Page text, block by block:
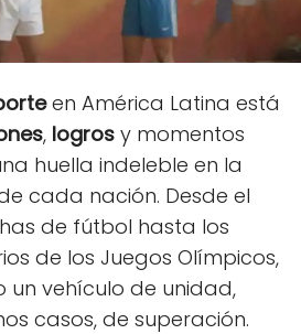
en América Latina está
, logros y momentos
huella indeleble en la
cada nación. Desde el
de fútbol hasta los
de los Juegos Olímpicos,
un vehículo de unidad,
casos, de superación.